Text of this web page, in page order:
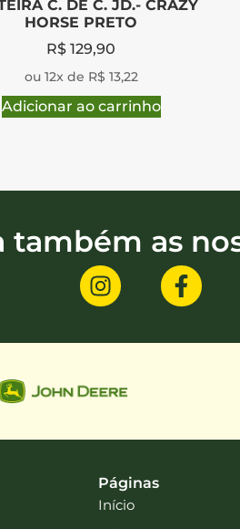
C. DE C. JD.- CRAZY
HORSE PRETO
R$ 129,90
ou 12x de R$ 13,22
Adicionar ao carrinho
também as
Páginas
Início